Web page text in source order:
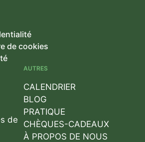
de cookies
de
AUTRES
CALENDRIER
BLOG
PRATIQUE
CHÈQUES-CADEAUX
À PROPOS DE NOUS